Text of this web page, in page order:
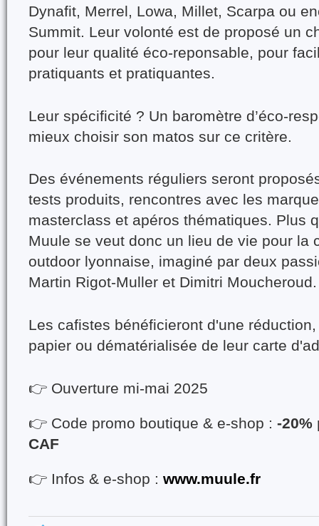
Dynafit, Merrel, Lowa, Millet, Scarpa ou
Summit. Leur volonté est de proposé un
pour leur qualité éco-reponsable, pour
pratiquants et pratiquantes.
Leur spécificité ? Un baromètre d’éco-
mieux choisir son matos sur ce critère.
Des événements réguliers seront
tests produits, rencontres avec les
masterclass et apéros thématiques. Plus
Muule se veut donc un lieu de vie pour la
outdoor lyonnaise, imaginé par deux
Martin Rigot-Muller et Dimitri Moucheroud.
Les cafistes bénéficieront d'une
papier ou dématérialisée de leur carte
👉 Ouverture mi-mai 2025
👉 Code promo boutique & e-shop : -20%
CAF
👉 Infos & e-shop : www.muule.fr